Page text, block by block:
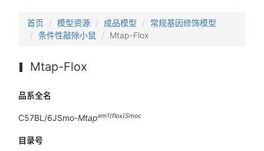
首页 模型资源 成品模型
常规基因修饰模型
条件性敲除小鼠
Mtap-Flox
Mtap-Flox
品系全名
C57BL/6JSmo-Mtapem1(flox)Smoc
目录号